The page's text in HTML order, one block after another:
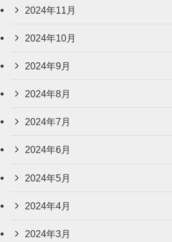
2024年11月
2024年10月
2024年9月
2024年8月
2024年7月
2024年6月
2024年5月
2024年4月
2024年3月